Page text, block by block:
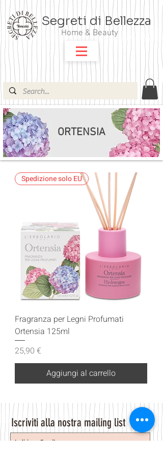
Segreti di Bellezza
Home & Beauty
ORTENSIA
Spedizione solo EU
Fragranza per Legni Profumati
Ortensia 125ml
Prezzo
25,90 €
Aggiungi al carrello
Iscriviti alla nostra mailing list